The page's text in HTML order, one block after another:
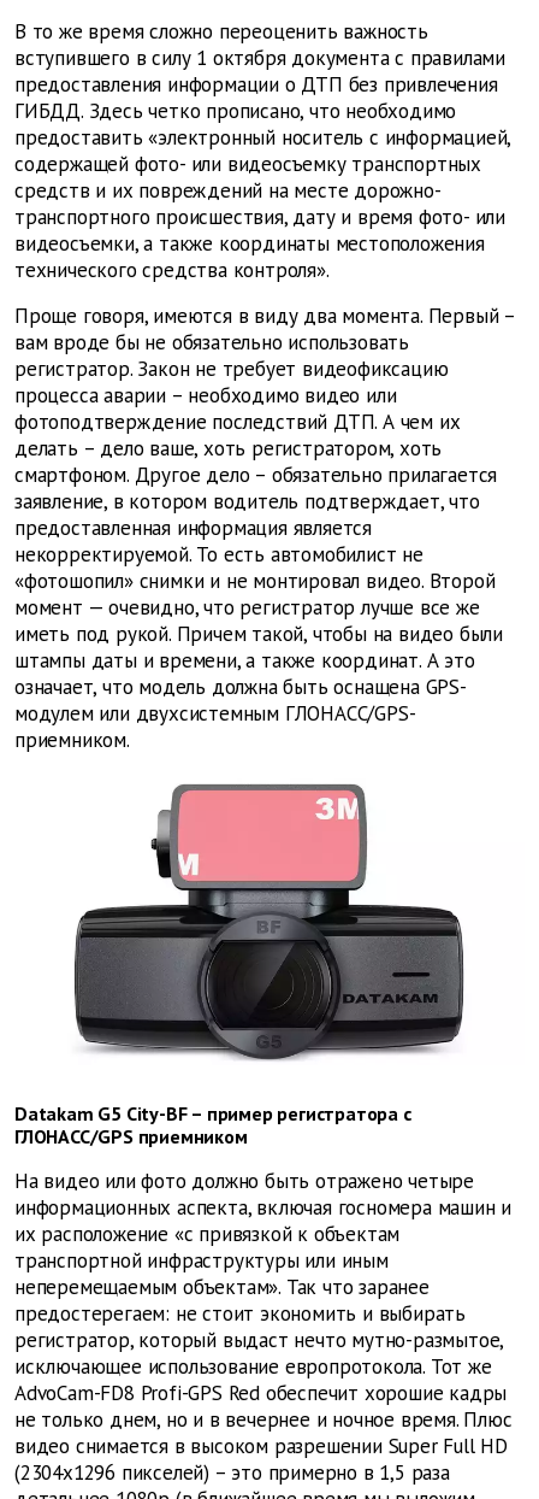
В то же время сложно переоценить важность
вступившего в силу 1 октября документа с правилами
предоставления информации о ДТП без привлечения
ГИБДД. Здесь четко прописано, что необходимо
предоставить «электронный носитель с информацией,
содержащей фото- или видеосъемку транспортных
средств и их повреждений на месте дорожно-
транспортного происшествия, дату и время фото- или
видеосъемки, а также координаты местоположения
технического средства контроля».
Проще говоря, имеются в виду два момента. Первый –
вам вроде бы не обязательно использовать
регистратор. Закон не требует видеофиксацию
процесса аварии – необходимо видео или
фотоподтверждение последствий ДТП. А чем их
делать – дело ваше, хоть регистратором, хоть
смартфоном. Другое дело – обязательно прилагается
заявление, в котором водитель подтверждает, что
предоставленная информация является
некорректируемой. То есть автомобилист не
«фотошопил» снимки и не монтировал видео. Второй
момент — очевидно, что регистратор лучше все же
иметь под рукой. Причем такой, чтобы на видео были
штампы даты и времени, а также координат. А это
означает, что модель должна быть оснащена GPS-
модулем или двухсистемным ГЛОНАСС/GPS-
приемником.
Datakam G5 City-BF – пример регистратора с
ГЛОНАСС/GPS приемником
На видео или фото должно быть отражено четыре
информационных аспекта, включая госномера машин и
их расположение «с привязкой к объектам
транспортной инфраструктуры или иным
неперемещаемым объектам». Так что заранее
предостерегаем: не стоит экономить и выбирать
регистратор, который выдаст нечто мутно-размытое,
исключающее использование европротокола. Тот же
AdvoCam-FD8 Profi-GPS Red обеспечит хорошие кадры
не только днем, но и в вечернее и ночное время. Плюс
видео снимается в высоком разрешении Super Full HD
(2304x1296 пикселей) – это примерно в 1,5 раза